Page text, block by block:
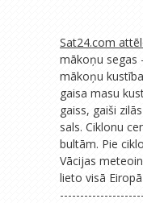
Sat24.com
mākoņu segas
mākoņu
gaisa masu
gaiss, gaiši
sals. Ciklonu
bultām. Pie
Vācijas
lieto visā